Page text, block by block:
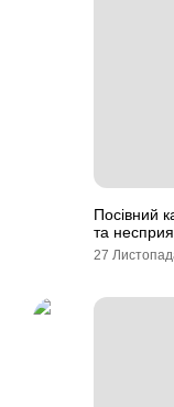
Посівний
та
27